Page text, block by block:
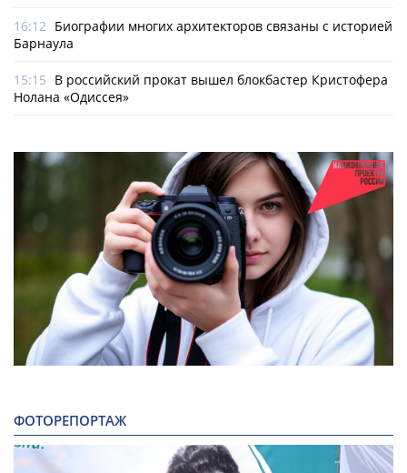
16:12 Биографии многих архитекторов связаны с историей
Барнаула
15:15 В российский прокат вышел блокбастер Кристофера
Нолана «Одиссея»
ФОТОРЕПОРТАЖ